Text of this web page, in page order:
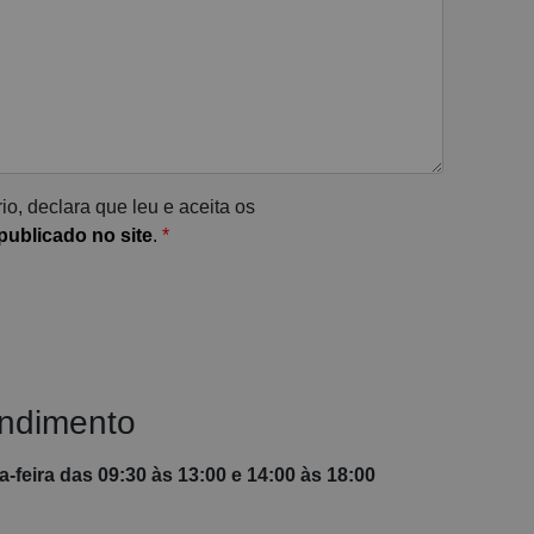
declara que leu e aceita os
no site. *
feira das 09:30 às 13:00 e 14:00 às 18:00